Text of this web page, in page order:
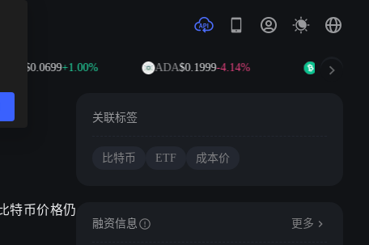
$0.0699+1.00% ADA$0.1999-4.14% BCH$215.99
特币价格仍
关联标签
比特币 ETF 成本价
融资信息 更多